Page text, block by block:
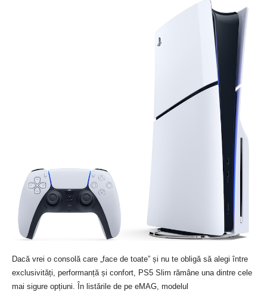
Dacă vrei o consolă care „face de toate” și nu te obligă să alegi între
exclusivități, performanță și confort, PS5 Slim rămâne una dintre cele
mai sigure opțiuni. În listările de pe eMAG, modelul